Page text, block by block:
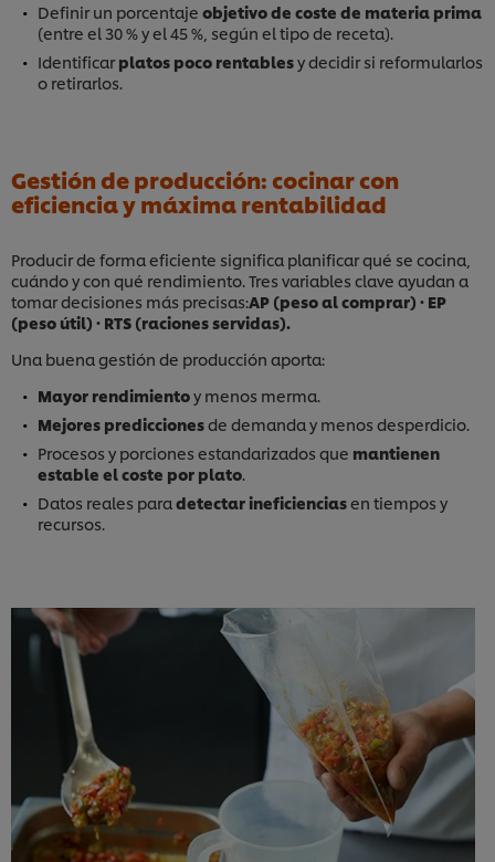
Definir un porcentaje objetivo de coste de materia prima
(entre el 30 % y el 45 %, según el tipo de receta).
Identificarplatos poco rentablesy decidir si reformularlos
o retirarlos.
Gestión de producción: cocinar con
eficiencia y máxima rentabilidad
Producir de forma eficiente significa planificar qué se cocina,
cuándo y con qué rendimiento. Tres variables clave ayudan a
tomar decisiones más precisas:AP (peso al comprar) · EP
(peso útil) · RTS (raciones servidas).
Una buena gestión de producción aporta:
Mayor rendimientoy menos merma.
Mejores prediccionesde demanda y menos desperdicio.
Procesos y porciones estandarizados que mantienen
estable el coste por plato.
Datos reales paradetectar ineficienciasen tiempos y
recursos.